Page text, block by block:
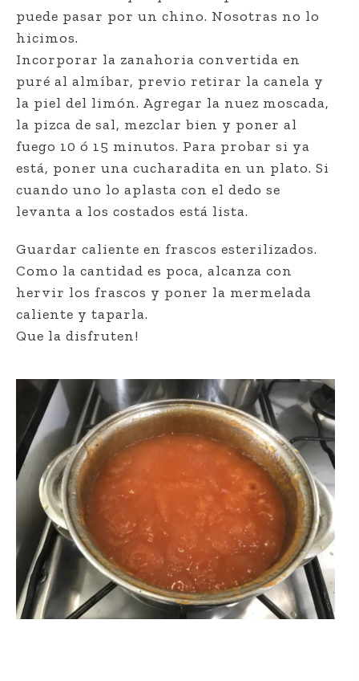
puede pasar por un chino. Nosotras no lo
hicimos.
Incorporar la zanahoria convertida en
puré al almíbar, previo retirar la canela y
la piel del limón. Agregar la nuez moscada,
la pizca de sal, mezclar bien y poner al
fuego 10 ó 15 minutos. Para probar si ya
está, poner una cucharadita en un plato. Si
cuando uno lo aplasta con el dedo se
levanta a los costados está lista.
Guardar caliente en frascos esterilizados.
Como la cantidad es poca, alcanza con
hervir los frascos y poner la mermelada
caliente y taparla.
Que la disfruten!